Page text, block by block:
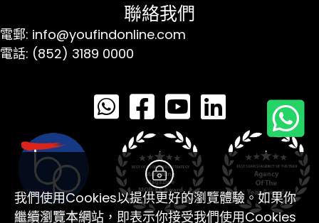
聯絡我們
電郵: info@youfindonline.com
電話: (852) 3189 0000
我們使用Cookies以提供更好的瀏覽體驗。如果你
繼續瀏覽本網站，即表示你接受我們使用Cookies